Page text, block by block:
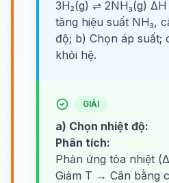
3H₂(g) ⇌ 2NH₃(g)
tăng hiệu suất NH₃,
độ; b) Chọn áp suất;
khỏi hệ.
GIẢI
a) Chọn nhiệt độ:
Phân tích:
Phản ứng tỏa nhiệt
Giảm T → Cân bằng